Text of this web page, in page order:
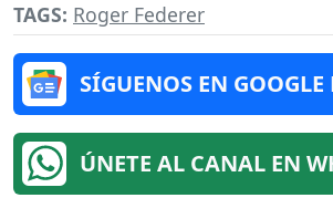
TAGS: Roger Federer
SÍGUENOS EN GOOGLE
ÚNETE AL CANAL EN